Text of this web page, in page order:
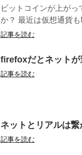
ビットコインが上が
か？ 最近は仮想通貨
記事を読む
firefoxだとネットが
記事を読む
ネットとリアルは繋
記事を読む